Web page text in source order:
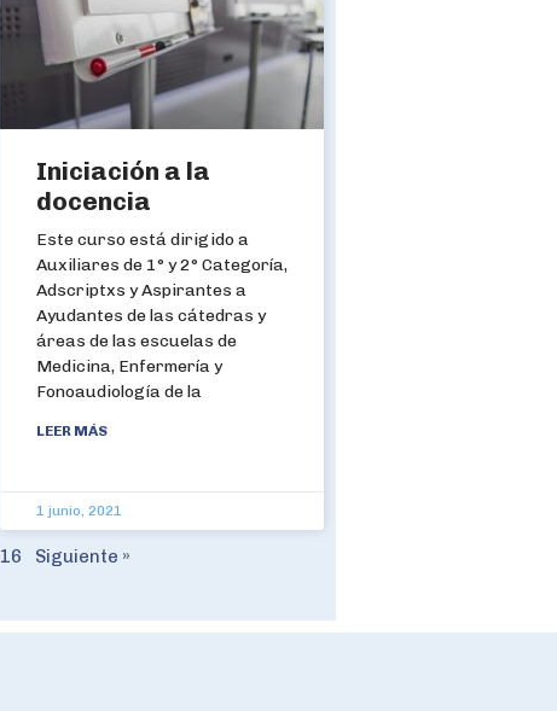
Iniciación a la
docencia
Este curso está dirigido a
Auxiliares de 1° y 2° Categoría,
Adscriptxs y Aspirantes a
Ayudantes de las cátedras y
áreas de las escuelas de
Medicina, Enfermería y
Fonoaudiología de la
LEER MÁS
1 junio, 2021
16 Siguiente »